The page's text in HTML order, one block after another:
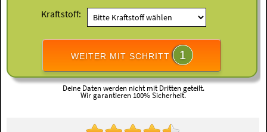
Kraftstoff:
WEITER MIT SCHRITT 1
Deine Daten werden nicht mit Dritten geteilt.
Wir garantieren 100% Sicherheit.